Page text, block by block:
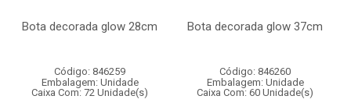
Bota decorada glow 28cm
Código: 846259
Embalagem: Unidade
Caixa Com: 72 Unidade(s)
Bota decorada glow 37cm
Código: 846260
Embalagem: Unidade
Caixa Com: 60 Unidade(s)